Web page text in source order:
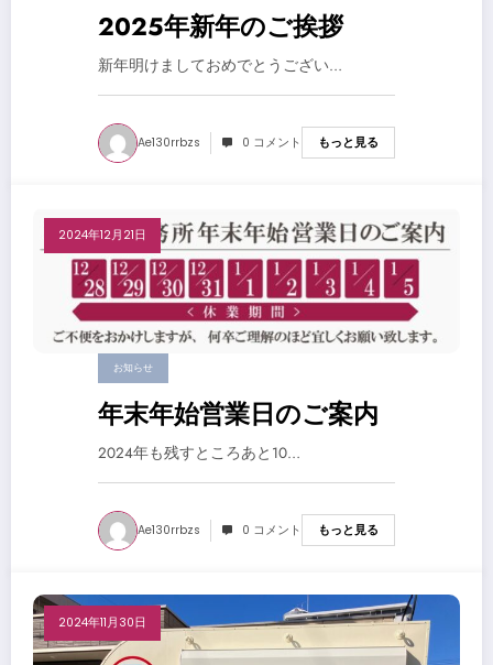
2025年新年のご挨拶
新年明けましておめでとうござい…
Ae130rrbzs 0 コメント もっと見る
2024年12月21日
お知らせ
年末年始営業日のご案内
2024年も残すところあと10…
Ae130rrbzs 0 コメント もっと見る
2024年11月30日